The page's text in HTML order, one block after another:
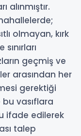
alınmıştır.
olmayan, kırk
geçmiş ve
arasından her
gerektiği
vasıflara
ifade edilerek
talep